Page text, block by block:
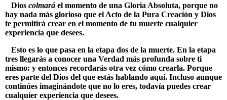
Dios colmará el momento de una Gloria Absoluta, porque no
hay nada más glorioso que el Acto de la Pura Creación y Dios
te permitirá crear en el momento de tu muerte cualquier
experiencia que desees.
Esto es lo que pasa en la etapa dos de la muerte. En la etapa
tres llegarás a conocer una Verdad más profunda sobre ti
mismo: y entonces recordarás otra vez cómo crearla. Porque
eres parte del Dios del que estás hablando aquí. Incluso aunque
continúes imaginándote que no lo eres, todavía puedes crear
cualquier experiencia que desees.